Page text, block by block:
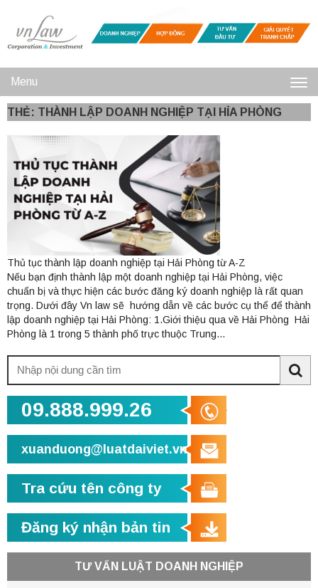
Menu
THẺ: THÀNH LẬP DOANH NGHIỆP TẠI HỈA PHÒNG
Thủ tục thành lập doanh nghiệp tại Hải Phòng từ A-Z
Nếu bạn định thành lập một doanh nghiệp tại Hải Phòng, việc
chuẩn bị và thực hiện các bước đăng ký doanh nghiệp là rất quan
trọng. Dưới đây Vn law sẽ hướng dẫn về các bước cụ thể để thành
lập doanh nghiệp tại Hải Phòng: 1.Giới thiệu qua về Hải Phòng Hải
Phòng là 1 trong 5 thành phố trực thuộc Trung...
kiếm:
09.888.999.26
xuanduong@luatdaiviet.vn
Tra cứu tên công ty
Đăng ký nhận bản tin
TƯ VẤN LUẬT DOANH NGHIỆP